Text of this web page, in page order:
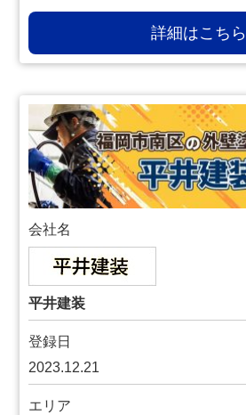
詳細はこちら
会社名
平井建装
登録日
2023.12.21
エリア